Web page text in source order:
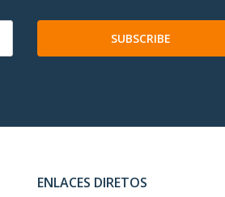
SUBSCRIBE
ENLACES DIRETOS